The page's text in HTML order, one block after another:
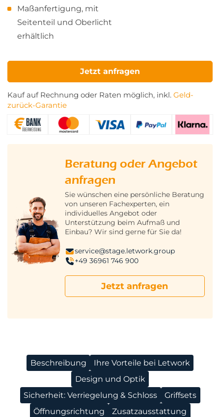
Maßanfertigung, mit
Seitenteil und Oberlicht
erhältlich
Jetzt anfragen
Kauf auf Rechnung oder Raten möglich, inkl. Geld-
zurück-Garantie
Beratung oder Angebot
anfragen
Sie wünschen eine persönliche Beratung
von unseren Fachexperten, ein
individuelles Angebot oder
Unterstützung beim Aufmaß und
Einbau? Wir sind gerne für Sie da!
service@stage.letwork.group
+49 36961 746 900
Jetzt anfragen
Beschreibung
Ihre Vorteile bei Letwork
Design und Optik
Sicherheit: Verriegelung & Schloss
Griffsets
Öffnungsrichtung
Zusatzausstattung